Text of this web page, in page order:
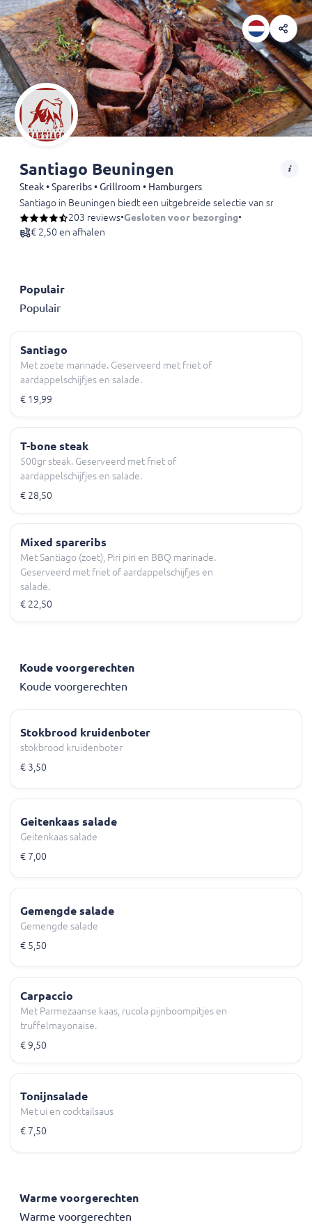
Santiago Beuningen
Steak • Spareribs • Grillroom • Hamburgers
Santiago in Beuningen biedt een uitgebreide selectie van
203 reviews•Gesloten voor bezorging•
€ 2,50 en afhalen
Populair
Populair
Santiago
Met zoete marinade. Geserveerd met friet of
aardappelschijfjes en salade.
€ 19,99
T-bone steak
500gr steak. Geserveerd met friet of
aardappelschijfjes en salade.
€ 28,50
Mixed spareribs
Met Santiago (zoet), Piri piri en BBQ marinade.
Geserveerd met friet of aardappelschijfjes en
salade.
€ 22,50
Koude voorgerechten
Koude voorgerechten
Stokbrood kruidenboter
stokbrood kruidenboter
€ 3,50
Geitenkaas salade
Geitenkaas salade
€ 7,00
Gemengde salade
Gemengde salade
€ 5,50
Carpaccio
Met Parmezaanse kaas, rucola pijnboompitjes en
truffelmayonaise.
€ 9,50
Tonijnsalade
Met ui en cocktailsaus
€ 7,50
Warme voorgerechten
Warme voorgerechten